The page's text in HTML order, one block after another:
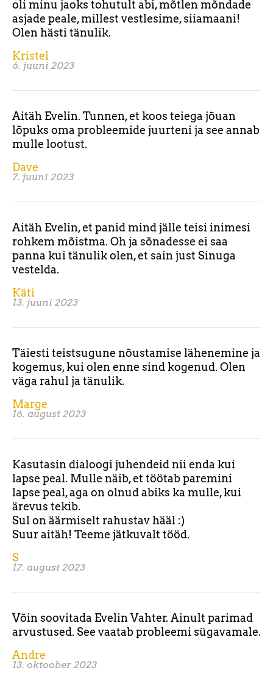
oli minu jaoks tohutult abi, mõtlen mõndade
asjade peale, millest vestlesime, siiamaani!
Olen hästi tänulik.
Kristel
6. juuni 2023
Aitäh Evelin. Tunnen, et koos teiega jõuan
lõpuks oma probleemide juurteni ja see annab
mulle lootust.
Dave
7. juuni 2023
Aitäh Evelin, et panid mind jälle teisi inimesi
rohkem mõistma. Oh ja sõnadesse ei saa
panna kui tänulik olen, et sain just Sinuga
vestelda.
Käti
13. juuni 2023
Täiesti teistsugune nõustamise lähenemine ja
kogemus, kui olen enne sind kogenud. Olen
väga rahul ja tänulik.
Marge
16. august 2023
Kasutasin dialoogi juhendeid nii enda kui
lapse peal. Mulle näib, et töötab paremini
lapse peal, aga on olnud abiks ka mulle, kui
ärevus tekib.
Sul on äärmiselt rahustav hääl :)
Suur aitäh! Teeme jätkuvalt tööd.
S
17. august 2023
Võin soovitada Evelin Vahter. Ainult parimad
arvustused. See vaatab probleemi sügavamale.
Andre
13. oktoober 2023